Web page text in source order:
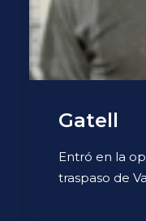
Gatell
Entró en la
traspaso de